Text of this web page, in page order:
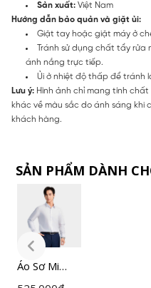
Sản xuất: Việt Nam
Hướng dẫn bảo quản và giặt ủi:
Giặt tay hoặc giặt máy ở
Tránh sử dụng chất tẩy rửa
ánh nắng trực tiếp.
Ủi ở nhiệt độ thấp để tránh
Lưu ý: Hình ảnh chỉ mang tính
khác về màu sắc do ánh sáng khi
khách hàng.
SẢN PHẨM DÀNH
Áo Sơ Mi
Nam Trắng